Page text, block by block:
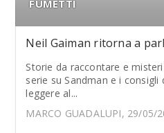
FUMETTI
Neil Gaiman ritorna a
Storie da raccontare e
serie su Sandman e i consigli
leggere al...
MARCO GUADALUPI, 29/05/